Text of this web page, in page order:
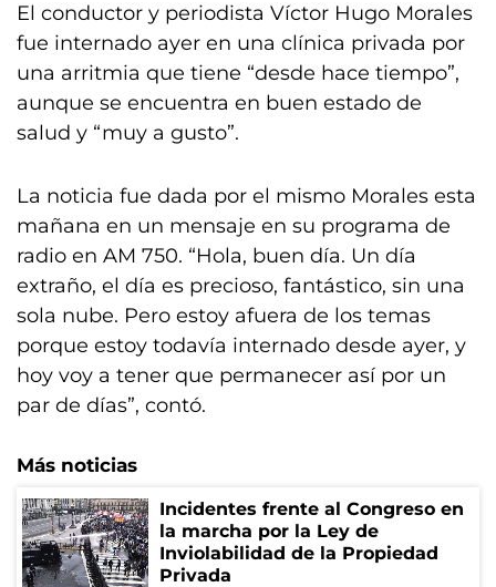
El conductor y periodista Víctor Hugo Morales
fue internado ayer en una clínica privada por
una arritmia que tiene “desde hace tiempo”,
aunque se encuentra en buen estado de
salud y “muy a gusto”.
La noticia fue dada por el mismo Morales esta
mañana en un mensaje en su programa de
radio en AM 750. “Hola, buen día. Un día
extraño, el día es precioso, fantástico, sin una
sola nube. Pero estoy afuera de los temas
porque estoy todavía internado desde ayer, y
hoy voy a tener que permanecer así por un
par de días”, contó.
Más noticias
Incidentes frente al Congreso en
la marcha por la Ley de
Inviolabilidad de la Propiedad
Privada